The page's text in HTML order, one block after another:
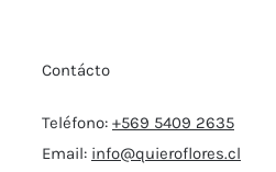
Contácto
Teléfono: +569 5409 2635
Email: info@quieroflores.cl